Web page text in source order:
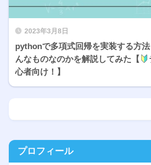
2023年3月8日
pythonで多項式回帰を実装する方
んなものなのかを解説してみた【
心者向け！】
プロフィール